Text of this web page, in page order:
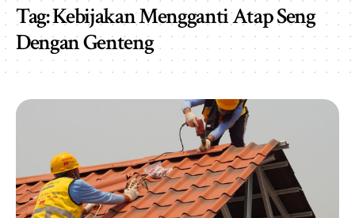
Tag:Kebijakan Mengganti Atap Seng
Dengan Genteng